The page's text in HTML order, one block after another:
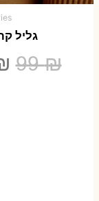
גליל
99₪